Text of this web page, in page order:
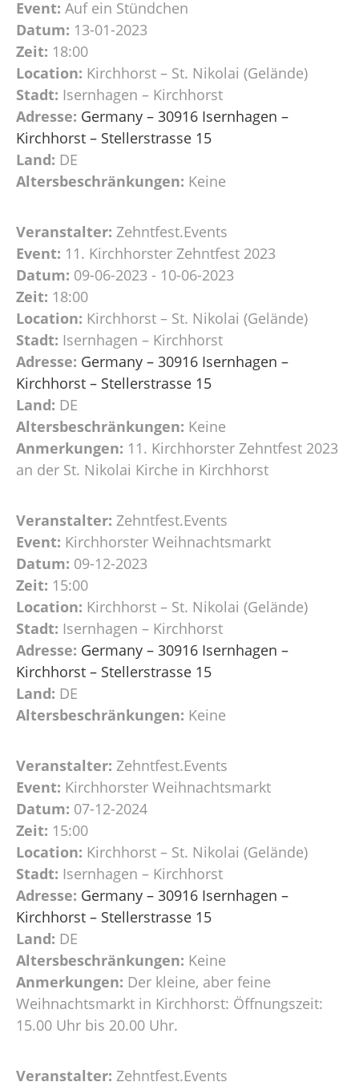
Event: Auf ein Stündchen
Datum: 13-01-2023
Zeit: 18:00
Location: Kirchhorst – St. Nikolai (Gelände)
Stadt: Isernhagen – Kirchhorst
Adresse: Germany – 30916 Isernhagen –
Kirchhorst – Stellerstrasse 15
Land: DE
Altersbeschränkungen: Keine
Veranstalter: Zehntfest.Events
Event: 11. Kirchhorster Zehntfest 2023
Datum: 09-06-2023 - 10-06-2023
Zeit: 18:00
Location: Kirchhorst – St. Nikolai (Gelände)
Stadt: Isernhagen – Kirchhorst
Adresse: Germany – 30916 Isernhagen –
Kirchhorst – Stellerstrasse 15
Land: DE
Altersbeschränkungen: Keine
Anmerkungen: 11. Kirchhorster Zehntfest 2023
an der St. Nikolai Kirche in Kirchhorst
Veranstalter: Zehntfest.Events
Event: Kirchhorster Weihnachtsmarkt
Datum: 09-12-2023
Zeit: 15:00
Location: Kirchhorst – St. Nikolai (Gelände)
Stadt: Isernhagen – Kirchhorst
Adresse: Germany – 30916 Isernhagen –
Kirchhorst – Stellerstrasse 15
Land: DE
Altersbeschränkungen: Keine
Veranstalter: Zehntfest.Events
Event: Kirchhorster Weihnachtsmarkt
Datum: 07-12-2024
Zeit: 15:00
Location: Kirchhorst – St. Nikolai (Gelände)
Stadt: Isernhagen – Kirchhorst
Adresse: Germany – 30916 Isernhagen –
Kirchhorst – Stellerstrasse 15
Land: DE
Altersbeschränkungen: Keine
Anmerkungen: Der kleine, aber feine
Weihnachtsmarkt in Kirchhorst: Öffnungszeit:
15.00 Uhr bis 20.00 Uhr.
Veranstalter: Zehntfest.Events